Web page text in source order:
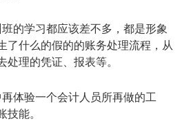
的学习都应该差不多，都是形象
了什么的假的的账务处理流程，从
处理的凭证、报表等。
体验一个会计人员所再做的工
技能。